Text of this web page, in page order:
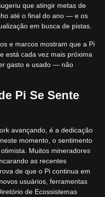
que atingir metas de
até o final do ano — e os
em busca de pistas.
e marcos mostram que a Pi
está cada vez mais próxima
gasto e usado — não
Pi Se Sente
avançando, é a dedicação
momento, o sentimento
Muitos mineradores
as recentes
de que o Pi continua em
usuários, ferramentas
de Ecossistemas